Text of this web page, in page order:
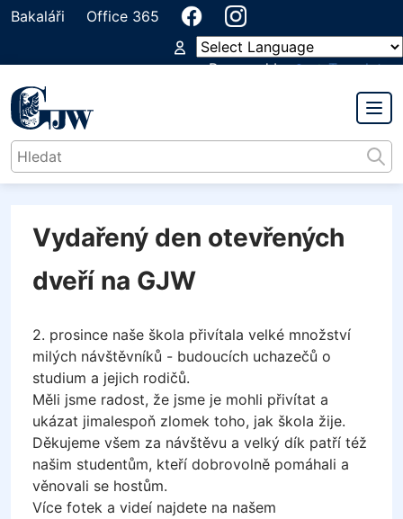
Bakaláři Office 365
Powered by
Translate
Vydařený den otevřených
dveří na GJW
2. prosince naše škola přivítala velké množství
milých návštěvníků - budoucích uchazečů o
studium a jejich rodičů.
Měli jsme radost, že jsme je mohli přivítat a
ukázat jimalespoň zlomek toho, jak škola žije.
Děkujeme všem za návštěvu a velký dík patří též
našim studentům, kteří dobrovolně pomáhali a
věnovali se hostům.
Více fotek a videí najdete na našem